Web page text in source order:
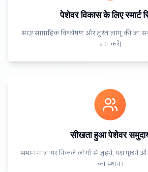
पेशेवर विकास के लिए स्मार्ट
स्पष्ट साप्ताहिक विश्लेषण और तुरंत लागू की
प्राप्त करें।
सीखता हुआ पेशेवर
समान यात्रा पर निकले लोगों से जुड़ने, प्रश्न
का स्थान।